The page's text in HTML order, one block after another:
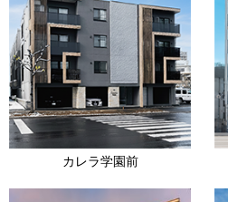
カレラ学園前